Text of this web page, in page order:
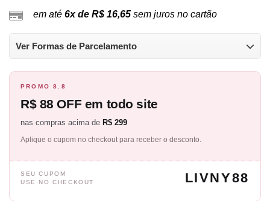
em até 6x de R$ 16,65 sem juros no cartão
Ver Formas de Parcelamento
PROMO 8.8
R$ 88 OFF em todo site
nas compras acima de R$ 299
Aplique o cupom no checkout para receber o desconto.
SEU CUPOM
USE NO CHECKOUT
LIVNY88